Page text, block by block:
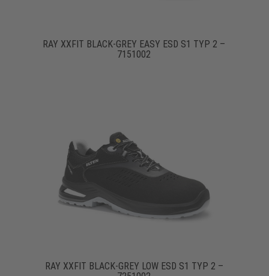
RAY XXFIT BLACK-GREY EASY ESD S1 TYP 2 –
7151002
RAY XXFIT BLACK-GREY LOW ESD S1 TYP 2 –